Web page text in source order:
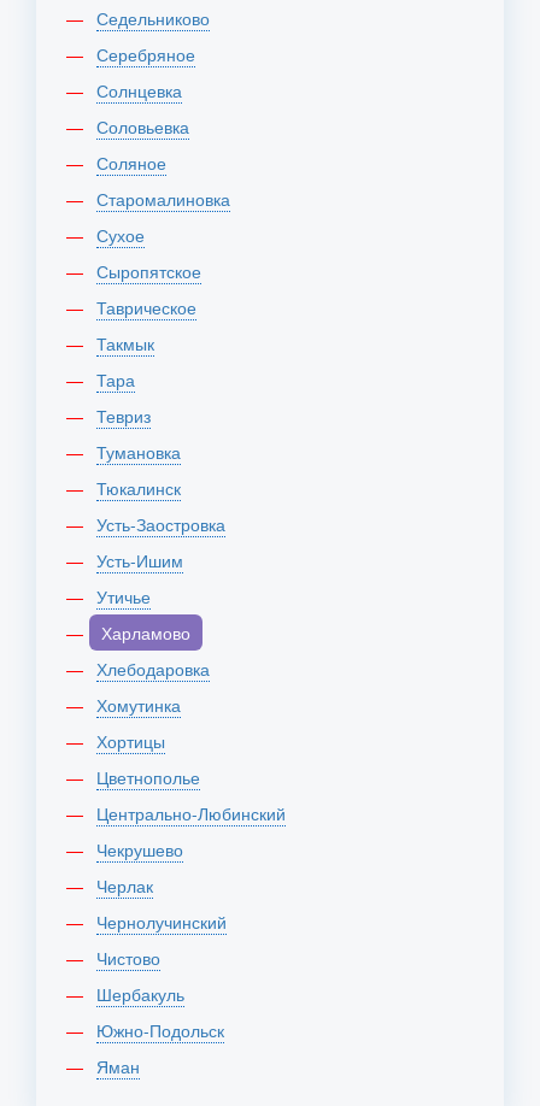
Седельниково
Серебряное
Солнцевка
Соловьевка
Соляное
Старомалиновка
Сухое
Сыропятское
Таврическое
Такмык
Тара
Тевриз
Тумановка
Тюкалинск
Усть-Заостровка
Усть-Ишим
Утичье
Харламово
Хлебодаровка
Хомутинка
Хортицы
Цветнополье
Центрально-Любинский
Чекрушево
Черлак
Чернолучинский
Чистово
Шербакуль
Южно-Подольск
Яман